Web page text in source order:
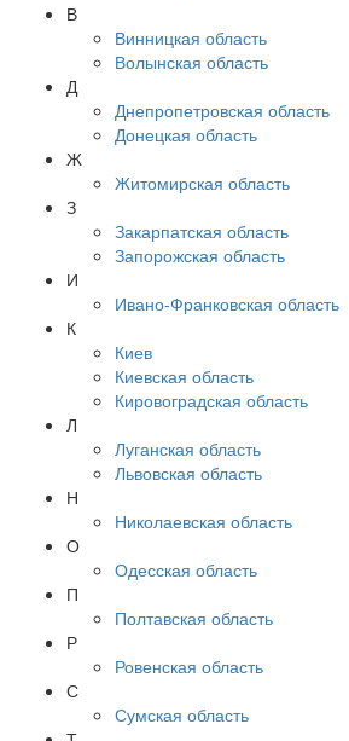
В
Винницкая область
Волынская область
Д
Днепропетровская область
Донецкая область
Ж
Житомирская область
З
Закарпатская область
Запорожская область
И
Ивано-Франковская область
К
Киев
Киевская область
Кировоградская область
Л
Луганская область
Львовская область
Н
Николаевская область
О
Одесская область
П
Полтавская область
Р
Ровенская область
С
Сумская область